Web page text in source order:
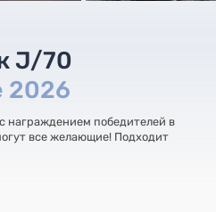
J/70
2026
награждением победителей в
все желающие! Подходит